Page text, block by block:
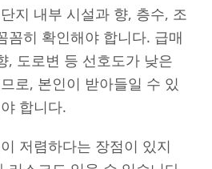
지 내부 시설과 향, 층수, 조
꼼히 확인해야 합니다. 급매
, 도로변 등 선호도가 낮은
로, 본인이 받아들일 수 있
합니다.
저렴하다는 장점이 있지